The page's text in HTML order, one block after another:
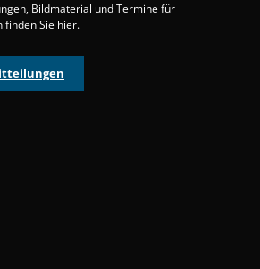
Bildmaterial und Termine für
Sie hier.